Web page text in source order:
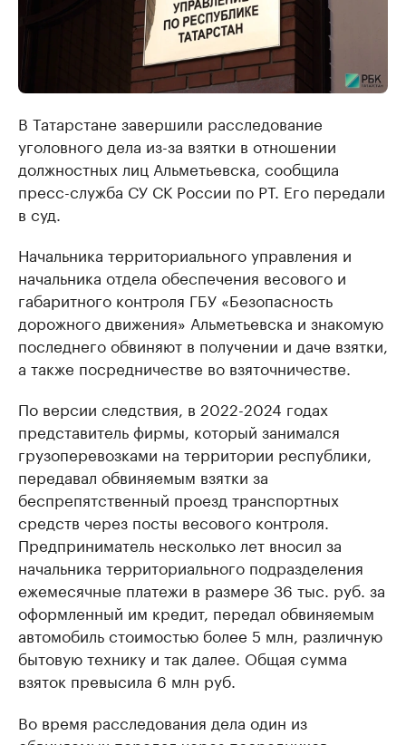
В Татарстане завершили расследование
уголовного дела из-за взятки в отношении
должностных лиц Альметьевска, сообщила
пресс-служба СУ СК России по РТ. Его передали
в суд.
Начальника территориального управления и
начальника отдела обеспечения весового и
габаритного контроля ГБУ «Безопасность
дорожного движения» Альметьевска и знакомую
последнего обвиняют в получении и даче взятки,
а также посредничестве во взяточничестве.
По версии следствия, в 2022-2024 годах
представитель фирмы, который занимался
грузоперевозками на территории республики,
передавал обвиняемым взятки за
беспрепятственный проезд транспортных
средств через посты весового контроля.
Предприниматель несколько лет вносил за
начальника территориального подразделения
ежемесячные платежи в размере 36 тыс. руб. за
оформленный им кредит, передал обвиняемым
автомобиль стоимостью более 5 млн, различную
бытовую технику и так далее. Общая сумма
взяток превысила 6 млн руб.
Во время расследования дела один из